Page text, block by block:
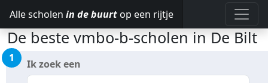
Alle scholen in de buurt op een rijtje
De beste vmbo-b-scholen in De Bilt
1 Ik zoek een